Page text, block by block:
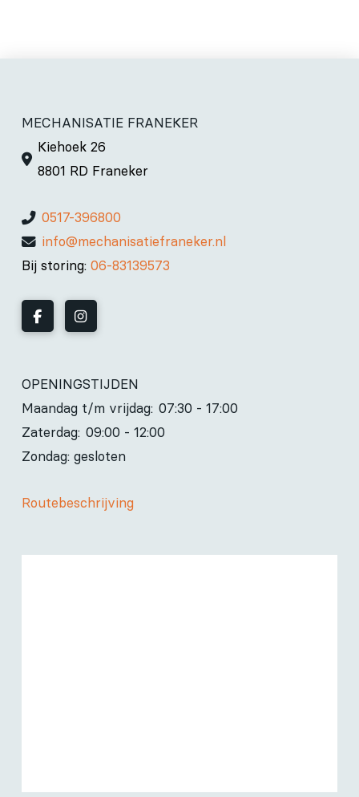
MECHANISATIE FRANEKER
Kiehoek 26
8801 RD Franeker
0517-396800
info@mechanisatiefraneker.nl
Bij storing: 06-83139573
OPENINGSTIJDEN
Maandag t/m vrijdag: 07:30 - 17:00
Zaterdag: 09:00 - 12:00
Zondag: gesloten
Routebeschrijving